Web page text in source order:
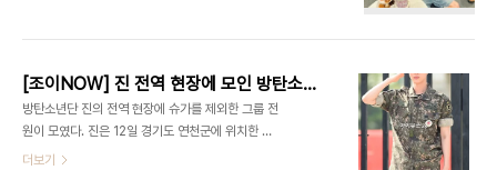
구 잠실실내체육관에서 개최된 팬 이벤트 '2024년
리하고 있어 눈길을 끈다. 진은 12일 오전 경기도
연천군 육군 5사단 신병교육대에서 1년 6개월 간 복
무를 마무리하고 전역했다. 진은 12일 오전 8시 40
분께 모습을 드러내 함께 군 생활을 했던 동료들과 뜨
거운 포옹을 나눴다. 진은 오랜 시간 동고동락했던 동
[조이NOW] 진 전역 현장에 모인 방탄소년단…RM, 색소폰 불며 축하
방탄소년단 진의 전역 현장에 슈가를 제외한 그룹 전
원이 모였다. 진은 12일 경기도 연천군에 위치한 제5
보병사단에서 신병교육대 조교로 군 생활을 마친 뒤
더보기